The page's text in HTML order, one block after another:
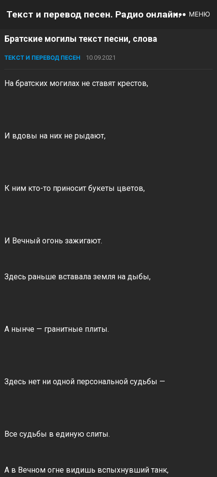
Текст и перевод песен. Радио онлайн. МЕНЮ
Братские могилы текст песни, слова
ТЕКСТ И ПЕРЕВОД ПЕСЕН 10.09.2021
На братских могилах не ставят крестов,
И вдовы на них не рыдают,
К ним кто-то приносит букеты цветов,
И Вечный огонь зажигают.
Здесь раньше вставала земля на дыбы,
А нынче — гранитные плиты.
Здесь нет ни одной персональной судьбы —
Все судьбы в единую слиты.
А в Вечном огне видишь вспыхнувший танк,